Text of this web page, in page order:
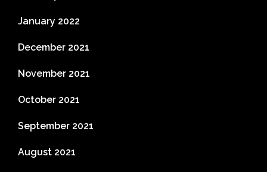
January 2022
December 2021
November 2021
October 2021
September 2021
August 2021